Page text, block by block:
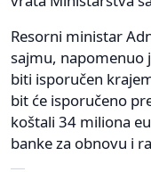
Resorni ministar
sajmu, napomenuo
biti isporučen
bit će isporučeno
koštali 34 miliona
banke za obnovu i